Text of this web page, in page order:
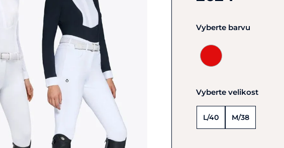
Vyberte barvu
Vyberte velikost
L/40 M/38